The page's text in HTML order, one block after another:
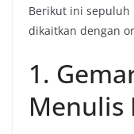
Berikut ini sepuluh
dikaitkan dengan
1.
Menulis